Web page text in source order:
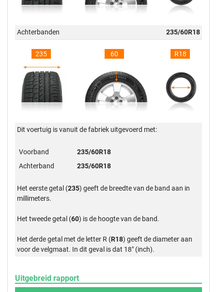
Achterbanden 235/60R18
235 60 R18
Dit voertuig is vanuit de fabriek uitgevoerd met:
Voorband
235/60R18
Achterband
235/60R18
Het eerste getal (235) geeft de breedte van de band aan in
millimeters.
Het tweede getal (60) is de hoogte van de band.
Het derde getal met de letter R (R18) geeft de diameter aan
voor de velgmaat. In dit geval is dat 18" (inch).
Uitgebreid rapport